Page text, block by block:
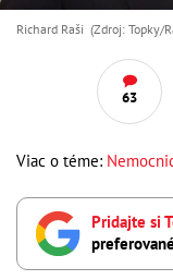
Richard Raši (Zdroj: Topky/
63
Viac o téme:
Pridajte si